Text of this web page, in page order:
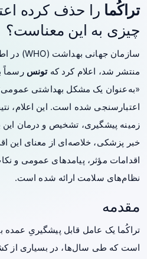
تراکُما را حذف کرده
چیزی به این معناست؟
منتشر شد، اعلام کرد کهتونس رسماً
«به‌عنوان یک مشکل بهداشتی
اعتبارسنجی شده است. این اعلام،
زمینه پیشگیری، تشخیص و درمان
خبر پزشکی، خلاصه‌ای از معنای این
اقدامات مؤثر، پیامدهای عمومی و
نظام‌های سلامت ارائه شده است.
مقدمه
تراکُما یک عامل قابل پیشگیریِ عمده
است که طی سال‌ها، در بسیاری از